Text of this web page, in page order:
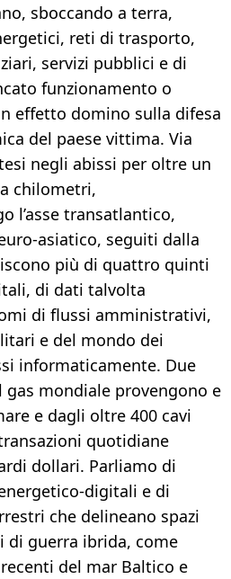
sboccando a terra,
reti di trasporto,
servizi pubblici e di
funzionamento o
effetto domino sulla difesa
del paese vittima. Via
negli abissi per oltre un
chilometri,
l’asse transatlantico,
asiatico, seguiti dalla
più di quattro quinti
di dati talvolta
di flussi amministrativi,
e del mondo dei
informaticamente. Due
mondiale provengono e
e dagli oltre 400 cavi
quotidiane
dollari. Parliamo di
digitali e di
che delineano spazi
di guerra ibrida, come
del mar Baltico e